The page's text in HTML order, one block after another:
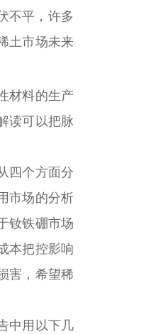
不平，许多
土市场未来
材料的生产
读可以把脉
四个方面分
市场的分析
钕铁硼市场
本把控影响
害，希望稀
中用以下几